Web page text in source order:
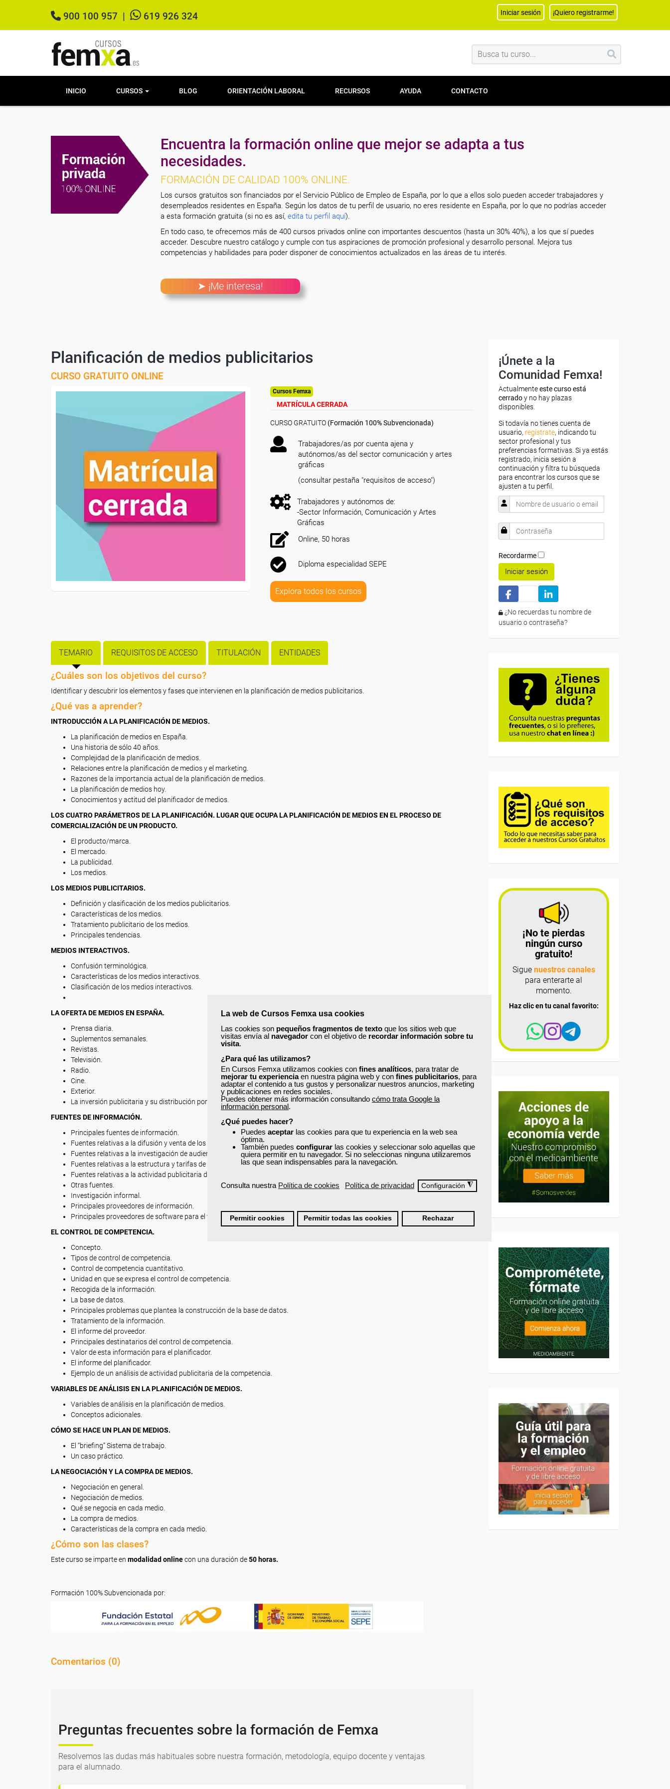
La web de Cursos Femxa usa cookies
Las cookies son pequeños fragmentos de texto que los sitios web que
visitas envía al navegador con el objetivo de recordar información sobre tu
visita.
¿Para qué las utilizamos?
En Cursos Femxa utilizamos cookies con fines analíticos, para tratar de
mejorar tu experienciaen nuestra página web y con fines publicitarios, para
adaptar el contenido a tus gustos y personalizar nuestros anuncios, marketing
y publicaciones en redes sociales.
Puedes obtener más información consultando cómo trata Google la
información personal.
¿Qué puedes hacer?
Puedes aceptar las cookies para que tu experiencia en la web sea
óptima.
También puedes configurar las cookies y seleccionar solo aquellas que
quiera permitir en tu navegador. Si no seleccionas ninguna utilizaremos
las que sean indispensables para la navegación.
Consulta nuestra Política de cookies Política de privacidad Configuración ◮
Permitir cookies Permitir todas las cookies Rechazar
900 100 957 619 926 324 Iniciar sesión ¡Quiero registrarme!
INICIO CURSOS BLOG ORIENTACIÓN LABORAL RECURSOS AYUDA CONTACTO
Encuentra la formación online que mejor se adapta a tus
necesidades.
FORMACIÓN DE CALIDAD 100% ONLINE.
Los cursos gratuitos son financiados por el Servicio Público de Empleo de España, por lo que a ellos solo pueden acceder trabajadores y
desempleados residentes en España. Según los datos de tu perfil de usuario, no eres residente en España, por lo que no podrías acceder
a esta formación gratuita (si no es así, edita tu perfil aquí).
En todo caso, te ofrecemos más de 400 cursos privados online con importantes descuentos (hasta un 30% 40%), a los que sí puedes
acceder. Descubre nuestro catálogo y cumple con tus aspiraciones de promoción profesional y desarrollo personal. Mejora tus
competencias y habilidades para poder disponer de conocimientos actualizados en las áreas de tu interés.
➤ ¡Me interesa!
Planificación de medios publicitarios
CURSO GRATUITO ONLINE
Cursos Femxa
MATRÍCULA CERRADA
CURSO GRATUITO (Formación 100% Subvencionada)
Trabajadores/as por cuenta ajena y
autónomos/as del sector comunicación y artes
gráficas
(consultar pestaña "requisitos de acceso")
Trabajadores y autónomos de:
-Sector Información, Comunicación y Artes
Gráficas
Online, 50 horas
Diploma especialidad SEPE
Explora todos los cursos
TEMARIO REQUISITOS DE ACCESO TITULACIÓN ENTIDADES
¿Cuáles son los objetivos del curso?
Identificar y descubrir los elementos y fases que intervienen en la planificación de medios publicitarios.
¿Qué vas a aprender?
INTRODUCCIÓN A LA PLANIFICACIÓN DE MEDIOS.
La planificación de medios en España.
Una historia de sólo 40 años.
Complejidad de la planificación de medios.
Relaciones entre la planificación de medios y el marketing.
Razones de la importancia actual de la planificación de medios.
La planificación de medios hoy.
Conocimientos y actitud del planificador de medios.
LOS CUATRO PARÁMETROS DE LA PLANIFICACIÓN. LUGAR QUE OCUPA LA PLANIFICACIÓN DE MEDIOS EN EL PROCESO DE
COMERCIALIZACIÓN DE UN PRODUCTO.
El producto/marca.
El mercado.
La publicidad.
Los medios.
LOS MEDIOS PUBLICITARIOS.
Definición y clasificación de los medios publicitarios.
Características de los medios.
Tratamiento publicitario de los medios.
Principales tendencias.
MEDIOS INTERACTIVOS.
Confusión terminológica.
Características de los medios interactivos.
Clasificación de los medios interactivos.
LA OFERTA DE MEDIOS EN ESPAÑA.
Prensa diaria.
Suplementos semanales.
Revistas.
Televisión.
Radio.
Cine.
Exterior.
La inversión publicitaria y su distribución por medios.
FUENTES DE INFORMACIÓN.
Principales fuentes de información.
Fuentes relativas a la difusión y venta de los medios impresos.
Fuentes relativas a la investigación de audiencias.
Fuentes relativas a la estructura y tarifas de los medios.
Fuentes relativas a la actividad publicitaria de las marcas.
Otras fuentes.
Investigación informal.
Principales proveedores de información.
Principales proveedores de software para el tratamiento de la información.
EL CONTROL DE COMPETENCIA.
Concepto.
Tipos de control de competencia.
Control de competencia cuantitativo.
Unidad en que se expresa el control de competencia.
Recogida de la información.
La base de datos.
Principales problemas que plantea la construcción de la base de datos.
Tratamiento de la información.
El informe del proveedor.
Principales destinatarios del control de competencia.
Valor de esta información para el planificador.
El informe del planificador.
Ejemplo de un análisis de actividad publicitaria de la competencia.
VARIABLES DE ANÁLISIS EN LA PLANIFICACIÓN DE MEDIOS.
Variables de análisis en la planificación de medios.
Conceptos adicionales.
CÓMO SE HACE UN PLAN DE MEDIOS.
El “briefing” Sistema de trabajo.
Un caso práctico.
LA NEGOCIACIÓN Y LA COMPRA DE MEDIOS.
Negociación en general.
Negociación de medios.
Qué se negocia en cada medio.
La compra de medios.
Características de la compra en cada medio.
¿Cómo son las clases?
Este curso se imparte en modalidad onlinecon una duración de50 horas.
Formación 100% Subvencionada por:
Comentarios (0)
Preguntas frecuentes sobre la formación de Femxa
Resolvemos las dudas más habituales sobre nuestra formación, metodología, equipo docente y ventajas
para el alumnado.
¡Únete a la
Comunidad Femxa!
Actualmenteeste curso está
cerradoy no hay plazas
disponibles.
Si todavía no tienes cuenta de
usuario, regístrate, indicando tu
sector profesional y tus
preferencias formativas. Si ya estás
registrado, inicia sesión a
continuación y filtra tu búsqueda
para encontrar los cursos que se
ajusten a tu perfil.
Recordarme
Iniciar sesión
¿No recuerdas tu nombre de
usuario o contraseña?
¡No te pierdas
ningún curso
gratuito!
Sigue nuestros canales
para enterarte al
momento.
Haz clic en tu canal favorito: